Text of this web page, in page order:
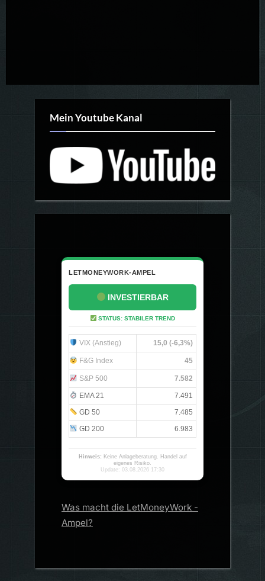
Mein Youtube Kanal
LETMONEYWORK-AMPEL
INVESTIERBAR
STATUS: STABILER TREND
VIX (Anstieg) 15,0 (-6,3%)
F&G Index 45
S&P 500 7.582
EMA 21
7.491
GD 50
7.485
GD 200
6.983
Hinweis: Keine Anlageberatung. Handel auf
eigenes Risiko.
Update: 03.08.2026 17:30
Was macht die LetMoneyWork -
Ampel?